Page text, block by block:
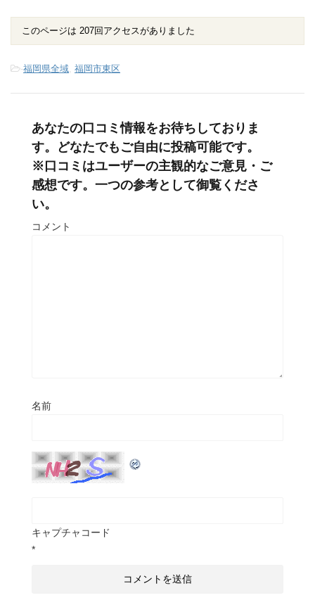
このページは 207回アクセスがありました
-福岡県全域, 福岡市東区
あなたの口コミ情報をお待ちしておりま
す。どなたでもご自由に投稿可能です。
※口コミはユーザーの主観的なご意見・ご
感想です。一つの参考として御覧くださ
い。
コメント
名前
キャプチャコード
*